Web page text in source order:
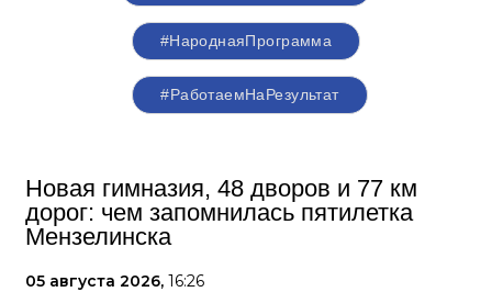
#НароднаяПрограмма
#РаботаемНаРезультат
Новая гимназия, 48 дворов и 77 км
дорог: чем запомнилась пятилетка
Мензелинска
05 августа 2026, 16:26